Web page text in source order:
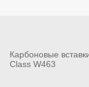
Карбоновые
Class W463